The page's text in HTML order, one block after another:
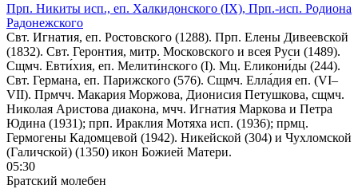
Прп. Никиты исп., еп. Халкидонского (IX), Прп.-исп. Родиона
Радонежского
Свт. Игнатия, еп. Ростовского (1288). Прп. Елены Дивеевской
(1832). Свт. Геронтия, митр. Московского и всея Руси (1489).
Сщмч. Евти́хия, еп. Мелити́нского (I). Мц. Еликони́ды (244).
Свт. Германа, еп. Парижского (576). Сщмч. Елла́дия еп. (VI–
VII). Прмчч. Макария Моржова, Дионисия Петушкова, сщмч.
Николая Аристова диакона, мчч. Игнатия Маркова и Петра
Юдина (1931); прп. Ираклия Мотяха исп. (1936); прмц.
Гермогены Кадомцевой (1942). Никейской (304) и Чухломской
(Галичской) (1350) икон Божией Матери.
05:30
Братский молебен